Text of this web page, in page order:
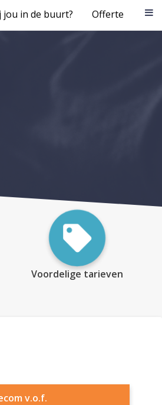
in de buurt? Offerte
Voordelige tarieven
v.o.f.